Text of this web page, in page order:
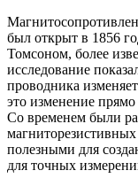
был открыт в 1856
Томсоном, более
исследование
проводника
это изменение
Со временем были
полезными для
для точных